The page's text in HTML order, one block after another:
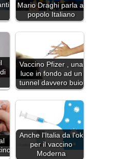
Mario Draghi parla al
popolo Italiano
Vaccino Pfizer , una
luce in fondo ad un
tunnel davvero buio
Anche l'Italia da l'ok
per il vaccino
Moderna